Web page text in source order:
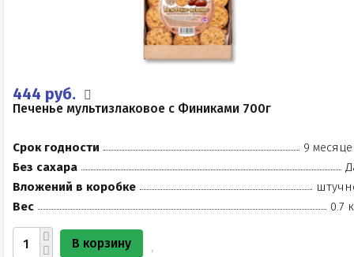
444 руб.
Печенье мультизлаковое с Финиками 700г
Срок годности
9
Без сахара
Вложений в коробке
Вес
0.7
В корзину